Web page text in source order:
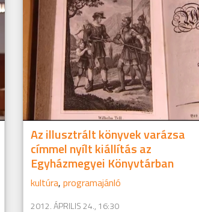
Az illusztrált könyvek varázsa
címmel nyílt kiállítás az
Egyházmegyei Könyvtárban
kultúra, programajánló
2012. ÁPRILIS 24., 16:30